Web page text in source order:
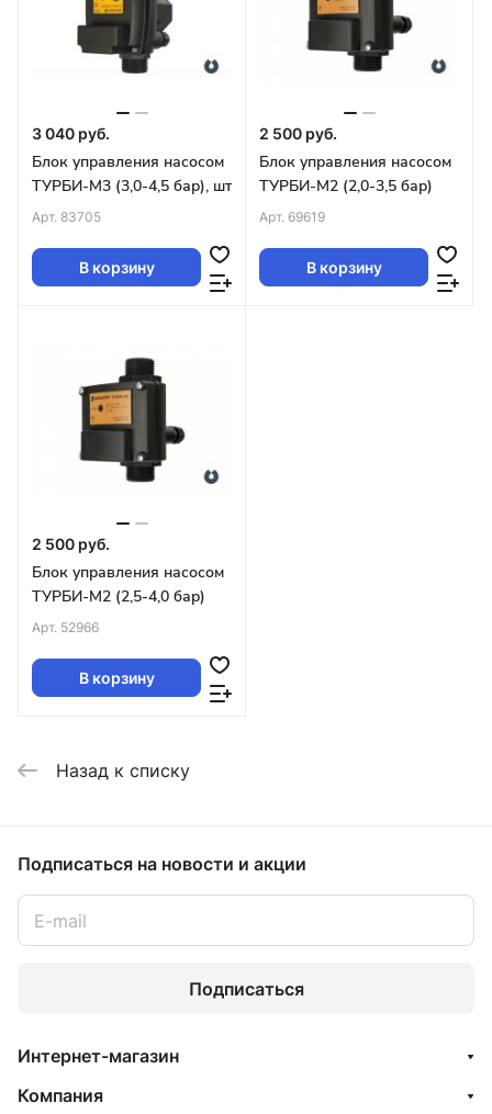
3 040 руб.
Блок управления насосом
ТУРБИ-М3 (3,0-4,5 бар), шт
Арт. 83705
В корзину
2 500 руб.
Блок управления насосом
ТУРБИ-М2 (2,0-3,5 бар)
Арт. 69619
В корзину
2 500 руб.
Блок управления насосом
ТУРБИ-М2 (2,5-4,0 бар)
Арт. 52966
В корзину
Назад к списку
Подписаться на новости и акции
Подписаться
Интернет-магазин
Компания